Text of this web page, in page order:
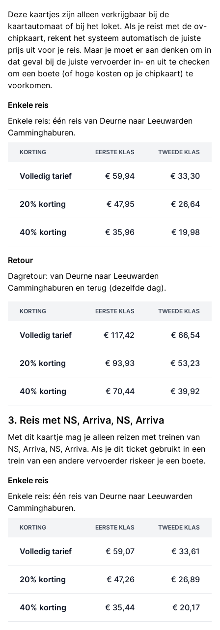
Deze kaartjes zijn alleen verkrijgbaar bij de
kaartautomaat of bij het loket. Als je reist met de ov-
chipkaart, rekent het systeem automatisch de juiste
prijs uit voor je reis. Maar je moet er aan denken om in
dat geval bij de juiste vervoerder in- en uit te checken
om een boete (of hoge kosten op je chipkaart) te
voorkomen.
Enkele reis
Enkele reis: één reis van Deurne naar Leeuwarden
Camminghaburen.
KORTING EERSTE KLAS TWEEDE KLAS
Volledig tarief € 59,94 € 33,30
20% korting € 47,95 € 26,64
40% korting € 35,96 € 19,98
Retour
Dagretour: van Deurne naar Leeuwarden
Camminghaburen en terug (dezelfde dag).
KORTING EERSTE KLAS TWEEDE KLAS
Volledig tarief € 117,42 € 66,54
20% korting € 93,93 € 53,23
40% korting € 70,44 € 39,92
3. Reis met NS, Arriva, NS, Arriva
Met dit kaartje mag je alleen reizen met treinen van
NS, Arriva, NS, Arriva. Als je dit ticket gebruikt in een
trein van een andere vervoerder riskeer je een boete.
Enkele reis
Enkele reis: één reis van Deurne naar Leeuwarden
Camminghaburen.
KORTING EERSTE KLAS TWEEDE KLAS
Volledig tarief € 59,07 € 33,61
20% korting € 47,26 € 26,89
40% korting € 35,44 € 20,17